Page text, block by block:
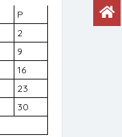
P
2
9
16
23
30